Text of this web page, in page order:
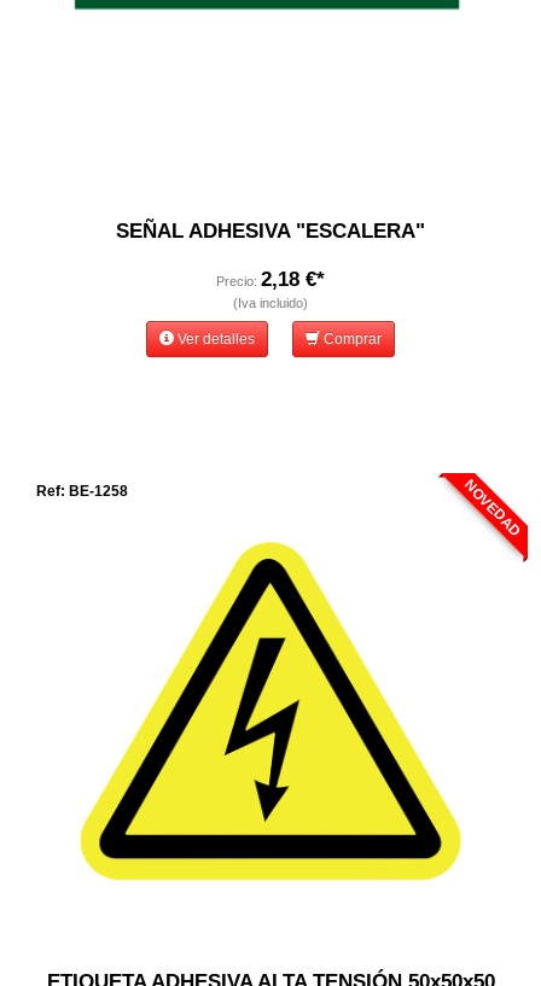
SEÑAL ADHESIVA "ESCALERA"
Precio: 2,18 €*
(Iva incluido)
Ver detalles Comprar
NOVEDAD
Ref: BE-1258